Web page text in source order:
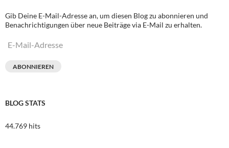
Gib Deine E-Mail-Adresse an, um diesen Blog zu abonnieren und
Benachrichtigungen über neue Beiträge via E-Mail zu erhalten.
E-
ABONNIEREN
BLOG STATS
44.769 hits